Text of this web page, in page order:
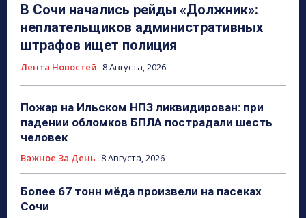
В Сочи начались рейды «Должник»:
неплательщиков административных
штрафов ищет полиция
Лента Новостей 8 Августа, 2026
Пожар на Ильском НПЗ ликвидирован: при
падении обломков БПЛА пострадали шесть
человек
Важное За День 8 Августа, 2026
Более 67 тонн мёда произвели на пасеках
Сочи